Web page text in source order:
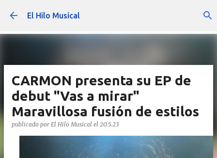
Ir al contenido principal
El Hilo Musical
CARMON presenta su EP de
debut "Vas a mirar"
Maravillosa fusión de estilos
publicado por El Hilo Musical el 20.5.23